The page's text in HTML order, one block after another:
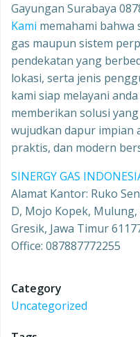
Gayungan Surabaya
Kami memahami
gas maupun sistem
pendekatan yang
lokasi, serta jenis
kami siap melayani
memberikan solusi
wujudkan dapur impian
praktis, dan modern
SINERGY GAS
Alamat Kantor: Ruko
D, Mojo Kopek,
Gresik, Jawa Timur
Office: 087887772255
Category
Uncategorized